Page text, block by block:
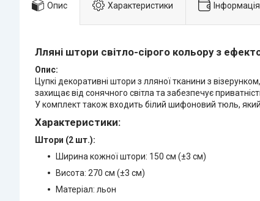
Опис Характеристики
Лляні штори світло-сірого кольору з
Опис:
Цупкі декоративні штори з лляної тканини з
захищає від сонячного світла та забезпечує
У комплект також входить білий шифоновий тюль, який
Характеристики:
Штори (2 шт.):
Ширина кожної штори: 150 см (±3 см)
Висота: 270 см (±3 см)
Матеріал: льон